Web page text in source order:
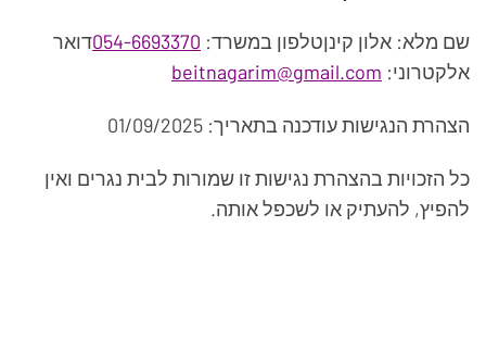
שם מלא: אלון קינןטלפון במשרד: 054-6693370דואר
אלקטרוני: beitnagarim@gmail.com
הצהרת הנגישות עודכנה בתאריך: 01/09/2025
כל הזכויות בהצהרת נגישות זו שמורות לבית נגרים ואין
להפיץ, להעתיק או לשכפל אותה.